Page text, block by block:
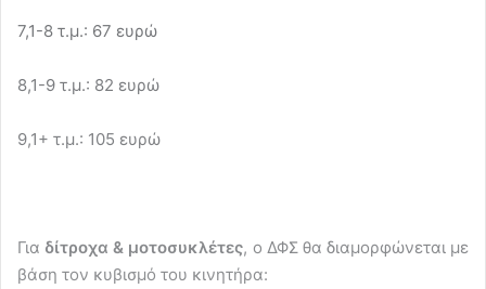
7,1-8 τ.μ.: 67 ευρώ
8,1-9 τ.μ.: 82 ευρώ
9,1+ τ.μ.: 105 ευρώ
Για δίτροχα & μοτοσυκλέτες, ο ΔΦΣ θα διαμορφώνεται με
βάση τον κυβισμό του κινητήρα: